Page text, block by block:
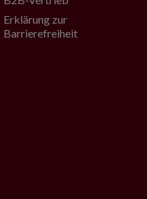
Erklärung zur
Barrierefreiheit